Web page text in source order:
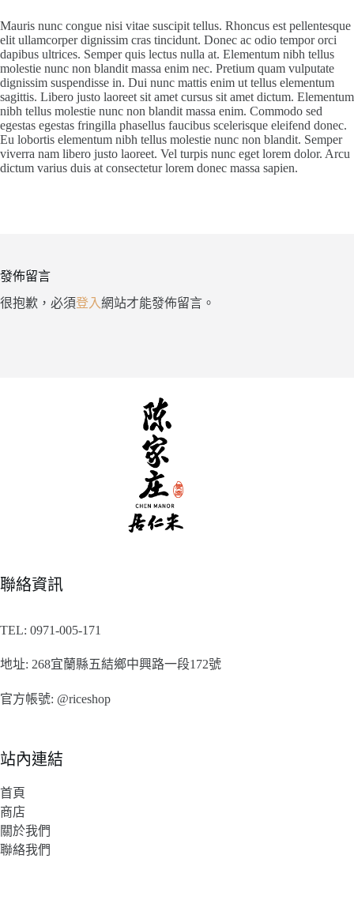
Mauris nunc congue nisi vitae suscipit tellus. Rhoncus est pellentesque
elit ullamcorper dignissim cras tincidunt. Donec ac odio tempor orci
dapibus ultrices. Semper quis lectus nulla at. Elementum nibh tellus
molestie nunc non blandit massa enim nec. Pretium quam vulputate
dignissim suspendisse in. Dui nunc mattis enim ut tellus elementum
sagittis. Libero justo laoreet sit amet cursus sit amet dictum. Elementum
nibh tellus molestie nunc non blandit massa enim. Commodo sed
egestas egestas fringilla phasellus faucibus scelerisque eleifend donec.
Eu lobortis elementum nibh tellus molestie nunc non blandit. Semper
viverra nam libero justo laoreet. Vel turpis nunc eget lorem dolor. Arcu
dictum varius duis at consectetur lorem donec massa sapien.
發佈留言
很抱歉，必須登入網站才能發佈留言。
聯絡資訊
TEL: 0971-005-171
地址: 268宜蘭縣五結鄉中興路一段172號
官方帳號: @riceshop
站內連結
首頁
商店
關於我們
聯絡我們